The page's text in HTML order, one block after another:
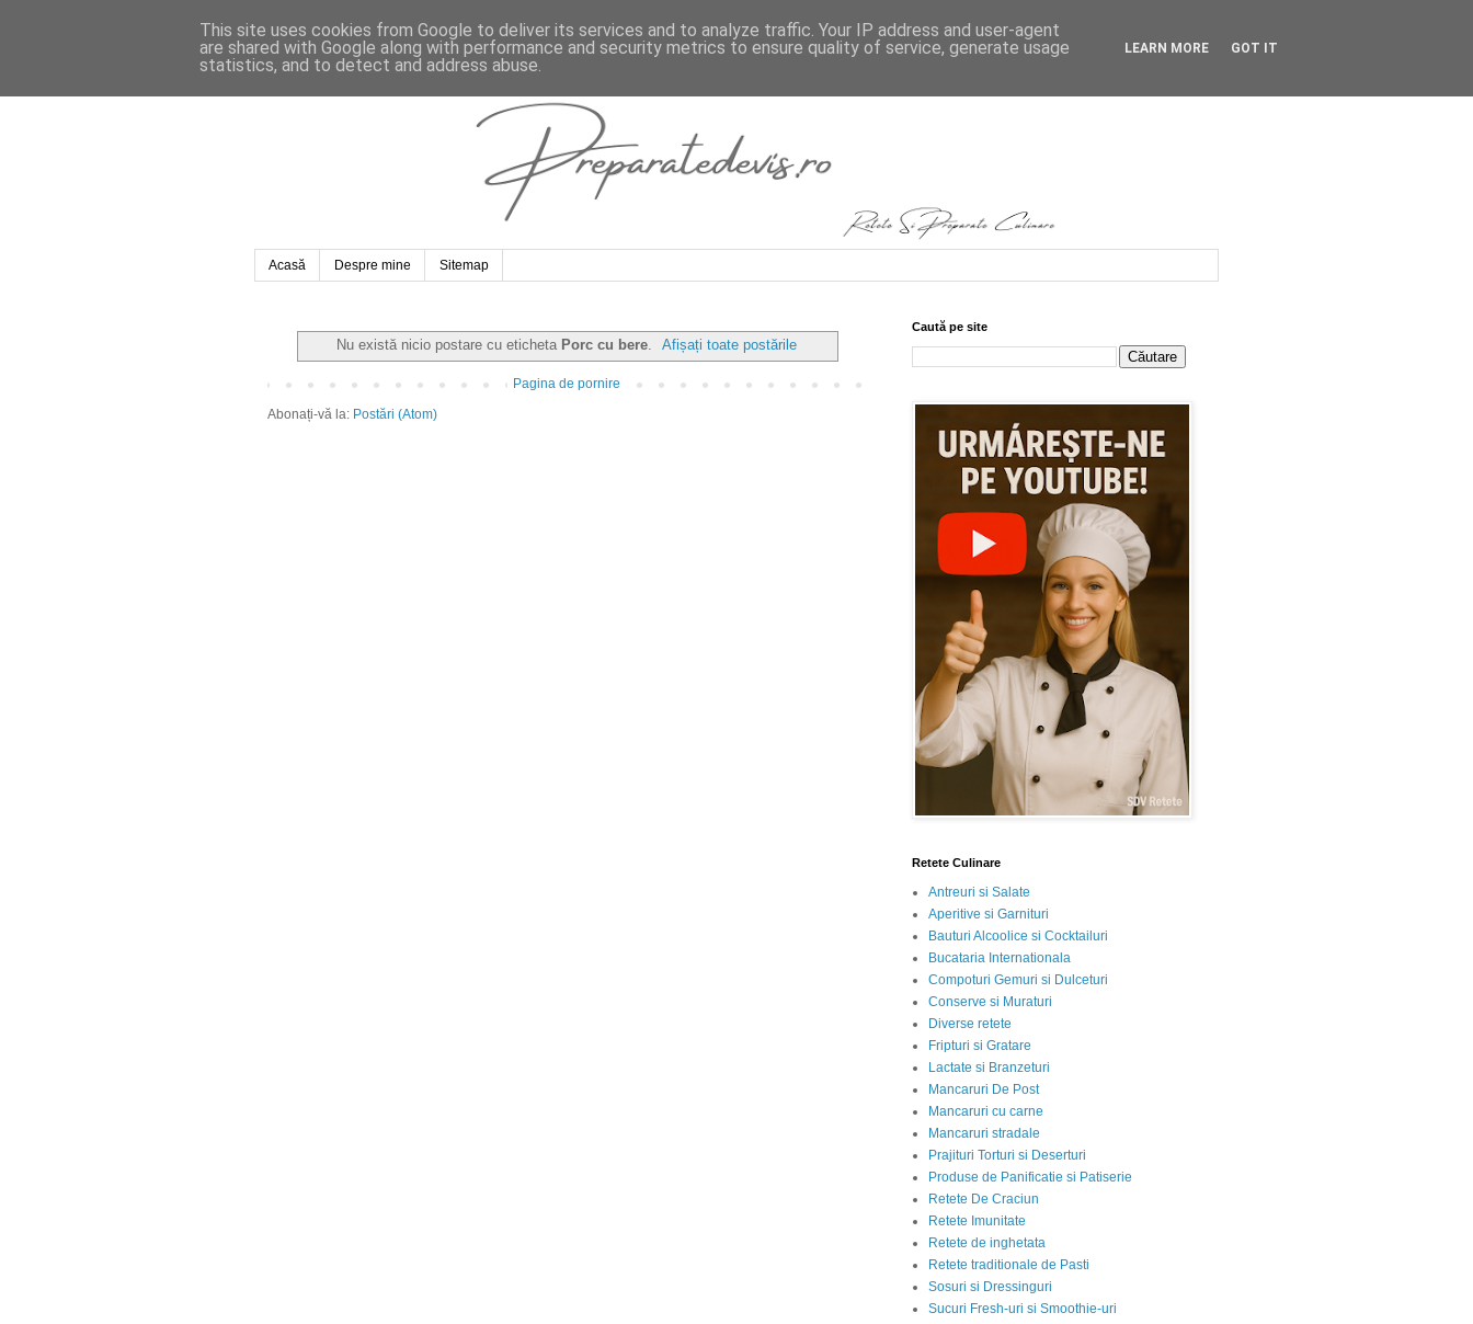
Acasă Despre mine Sitemap
Nu există nicio postare cu eticheta Porc cu bere. Afișați toate postările
Pagina de pornire
Abonați-vă la: Postări (Atom)
Caută pe site
Retete Culinare
Antreuri si Salate
Aperitive si Garnituri
Bauturi Alcoolice si Cocktailuri
Bucataria Internationala
Compoturi Gemuri si Dulceturi
Conserve si Muraturi
Diverse retete
Fripturi si Gratare
Lactate si Branzeturi
Mancaruri De Post
Mancaruri cu carne
Mancaruri stradale
Prajituri Torturi si Deserturi
Produse de Panificatie si Patiserie
Retete De Craciun
Retete Imunitate
Retete de inghetata
Retete traditionale de Pasti
Sosuri si Dressinguri
Sucuri Fresh-uri si Smoothie-uri
This site uses cookies from Google to deliver its services and to analyze traffic. Your IP address and user-agent
are shared with Google along with performance and security metrics to ensure quality of service, generate usage
statistics, and to detect and address abuse.
LEARN MORE GOT IT